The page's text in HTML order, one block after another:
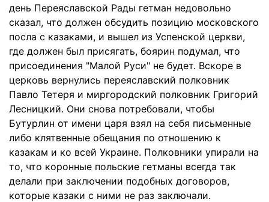
день Переяславской Рады гетман недовольно
сказал, что должен обсудить позицию московского
посла с казаками, и вышел из Успенской церкви,
где должен был присягать, боярин подумал, что
присоединения "Малой Руси" не будет. Вскоре в
церковь вернулись переяславский полковник
Павло Тетеря и миргородский полковник Григорий
Лесницкий. Они снова потребовали, чтобы
Бутурлин от имени царя взял на себя письменные
либо клятвенные обещания по отношению к
казакам и ко всей Украине. Полковники упирали на
то, что коронные польские гетманы всегда так
делали при заключении подобных договоров,
которые казаки с ними не раз заключали.